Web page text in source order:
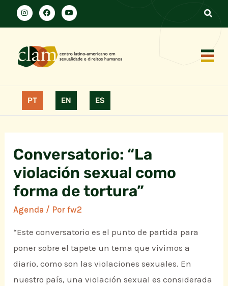
PT EN ES
Conversatorio: “La
violación sexual como
forma de tortura”
Agenda / Porfw2
“Este conversatorio es el punto de partida para
poner sobre el tapete un tema que vivimos a
diario, como son las violaciones sexuales. En
nuestro país, una violación sexual es considerada